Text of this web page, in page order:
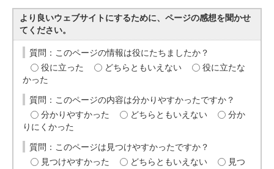
より良いウェブサイトにするために、ページの感想を聞かせ
てください。
質問：このページの情報は役にたちましたか？
役に立った
どちらともいえない
役に立たな
かった
質問：このページの内容は分かりやすかったですか？
分かりやすかった
どちらともいえない
分か
りにくかった
質問：このページは見つけやすかったですか？
見つけやすかった
どちらともいえない
見つ